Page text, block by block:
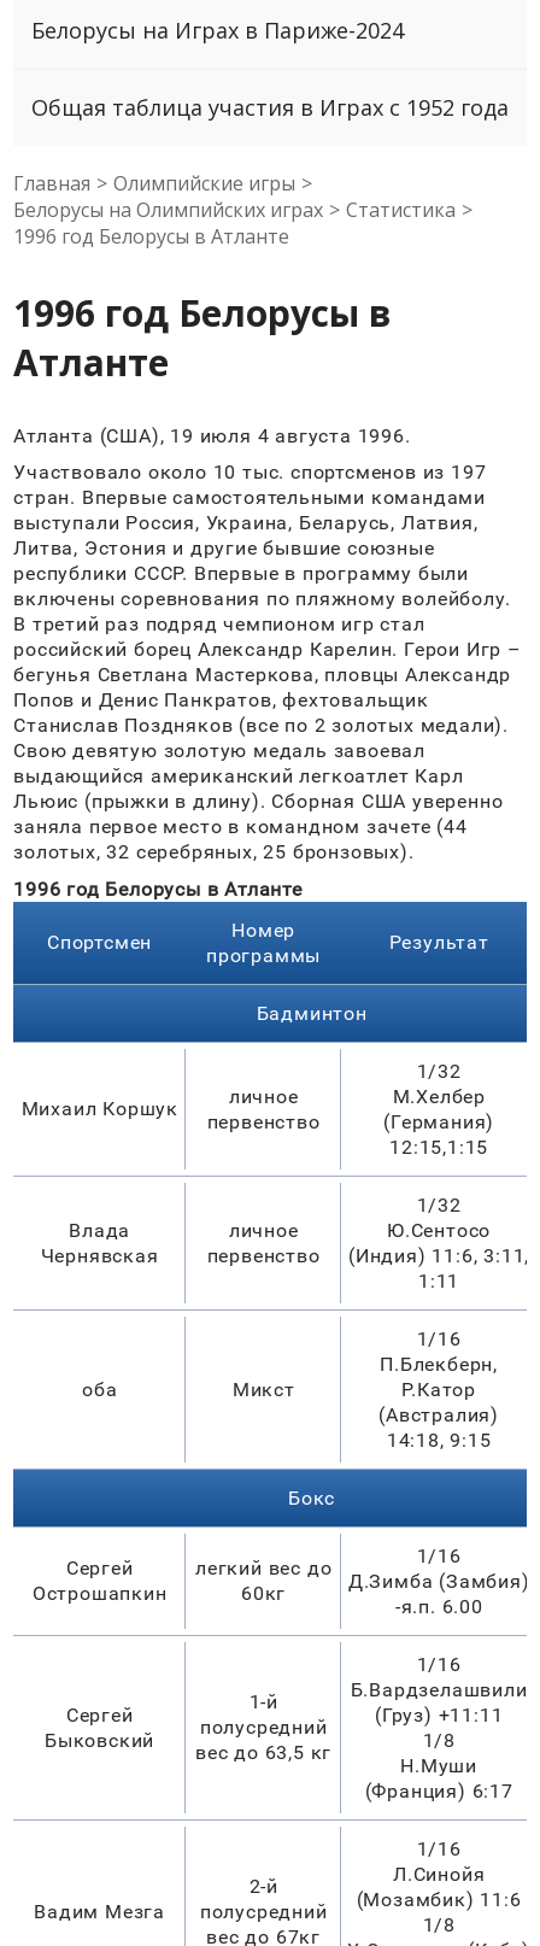
Белорусы на Играх в Париже-2024
Общая таблица участия в Играх с 1952 года
Главная > Олимпийские игры >
Белорусы на Олимпийских играх > Статистика >
1996 год Белорусы в Атланте
1996 год Белорусы в
Атланте
Атланта (США), 19 июля 4 августа 1996.
Участвовало около 10 тыс. спортсменов из 197
стран. Впервые самостоятельными командами
выступали Россия, Украина, Беларусь, Латвия,
Литва, Эстония и другие бывшие союзные
республики СССР. Впервые в программу были
включены соревнования по пляжному волейболу.
В третий раз подряд чемпионом игр стал
российский борец Александр Карелин. Герои Игр –
бегунья Светлана Мастеркова, пловцы Александр
Попов и Денис Панкратов, фехтовальщик
Станислав Поздняков (все по 2 золотых медали).
Свою девятую золотую медаль завоевал
выдающийся американский легкоатлет Карл
Льюис (прыжки в длину). Сборная США уверенно
заняла первое место в командном зачете (44
золотых, 32 серебряных, 25 бронзовых).
1996 год Белорусы в Атланте
Спортсмен
Номер
программы
Результат
Бадминтон
Михаил Коршук
личное
первенство
1/32
М.Хелбер
(Германия)
12:15,1:15
Влада
Чернявская
личное
первенство
1/32
Ю.Сентосо
(Индия) 11:6, 3:11,
1:11
оба Микст
1/16
П.Блекберн,
Р.Катор
(Австралия)
14:18, 9:15
Бокс
Сергей
Острошапкин
легкий вес до
60кг
1/16
Д.Зимба (Замбия)
-я.п. 6.00
Сергей
Быковский
1-й
полусредний
вес до 63,5 кг
1/16
Б.Вардзелашвили
(Груз) +11:11
1/8
Н.Муши
(Франция) 6:17
Вадим Мезга
2-й
полусредний
вес до 67кг
1/16
Л.Синойя
(Мозамбик) 11:6
1/8